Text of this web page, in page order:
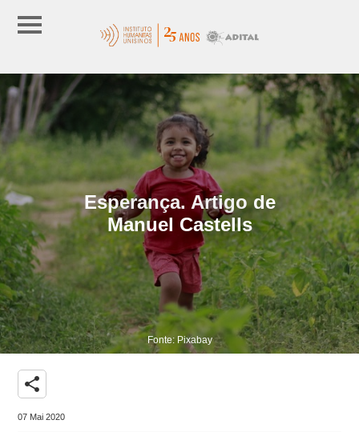
Esperança. Artigo de
Manuel Castells
Fonte: Pixabay
share
07 Mai 2020